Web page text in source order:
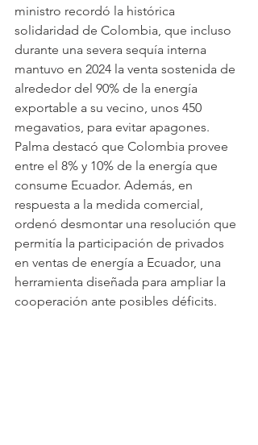
ministro recordó la histórica
solidaridad de Colombia, que incluso
durante una severa sequía interna
mantuvo en 2024 la venta sostenida de
alrededor del 90% de la energía
exportable a su vecino, unos 450
megavatios, para evitar apagones.
Palma destacó que Colombia provee
entre el 8% y 10% de la energía que
consume Ecuador. Además, en
respuesta a la medida comercial,
ordenó desmontar una resolución que
permitía la participación de privados
en ventas de energía a Ecuador, una
herramienta diseñada para ampliar la
cooperación ante posibles déficits.